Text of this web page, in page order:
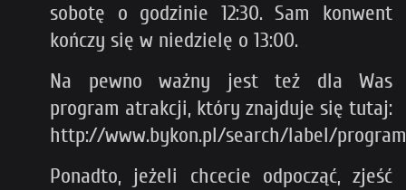
sobotę o godzinie 12:30. Sam konwent
kończy się w niedzielę o 13:00.
Na pewno ważny jest też dla Was
program atrakcji, który znajduje się tutaj:
http://www.bykon.pl/search/label/program
Ponadto, jeżeli chcecie odpocząć, zjeść